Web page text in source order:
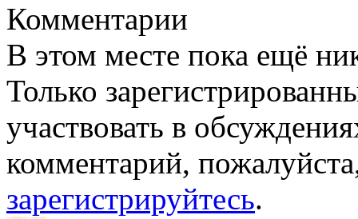
Комментарии
В этом месте пока ещё
Только
участвовать в
комментарий,
зарегистрируйтесь.